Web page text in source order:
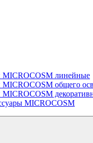
MICROCOSM линейные
MICROCOSM общего
MICROCOSM
MICROCOSM